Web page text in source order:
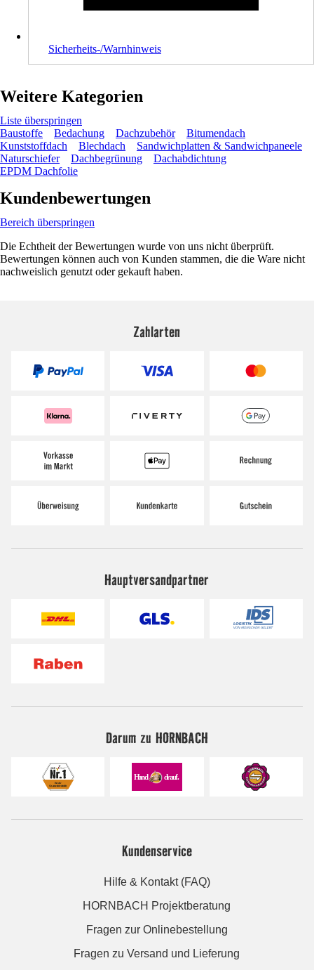
Sicherheits-/Warnhinweis
Weitere Kategorien
Liste überspringen
Baustoffe
Bedachung Dachzubehör
Bitumendach
Kunststoffdach
Blechdach
Sandwichplatten & Sandwichpaneele
Naturschiefer
Dachbegrünung
Dachabdichtung
EPDM Dachfolie
Kundenbewertungen
Bereich überspringen
Die Echtheit der Bewertungen wurde von uns nicht überprüft.
Bewertungen können auch von Kunden stammen, die die Ware nicht
nachweislich genutzt oder gekauft haben.
Zahlarten
Hauptversandpartner
Darum zu HORNBACH
Kundenservice
Hilfe & Kontakt (FAQ)
HORNBACH Projektberatung
Fragen zur Onlinebestellung
Fragen zu Versand und Lieferung